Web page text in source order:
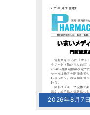
2026年8月7